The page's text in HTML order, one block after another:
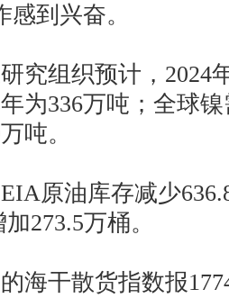
到兴奋。
组织预计，2024
为336万吨；全球
吨。
原油库存减少
273.5万桶。
干散货指数报